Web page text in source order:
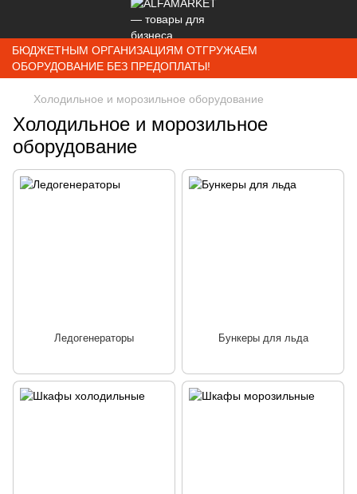
БЮДЖЕТНЫМ ОРГАНИЗАЦИЯМ ОТГРУЖАЕМ
ОБОРУДОВАНИЕ БЕЗ ПРЕДОПЛАТЫ!
Холодильное и морозильное оборудование
Холодильное и морозильное
оборудование
Ледогенераторы Бункеры для льда